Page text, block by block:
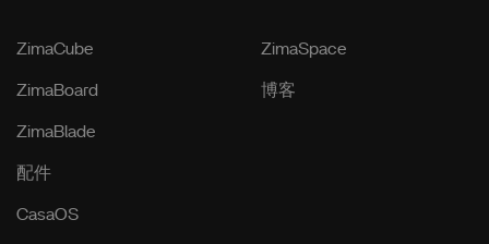
ZimaCube
ZimaBoard
ZimaBlade
配件
CasaOS
ZimaSpace
博客